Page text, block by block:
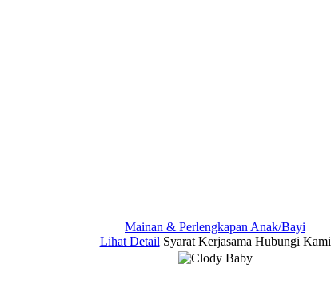
Mainan & Perlengkapan Anak/Bayi
Lihat Detail Syarat Kerjasama Hubungi Kami